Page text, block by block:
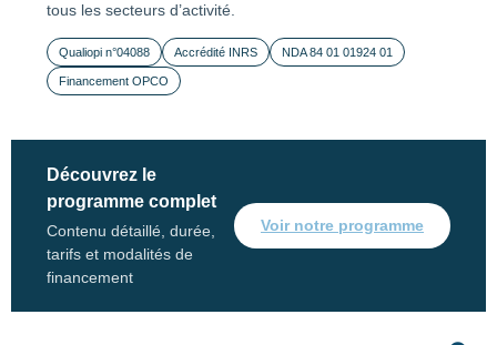
tous les secteurs d’activité.
Qualiopi n°04088 Accrédité INRS NDA 84 01 01924 01
Financement OPCO
Découvrez le
programme complet
Contenu détaillé, durée,
tarifs et modalités de
financement
Voir notre programme